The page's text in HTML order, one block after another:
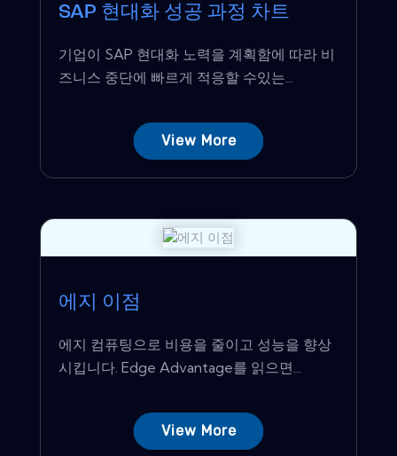
SAP 현대화 성공 과정 차트
기업이 SAP 현대화 노력을 계획함에 따라 비
즈니스 중단에 빠르게 적응할 수있는...
View More
에지 이점
에지 컴퓨팅으로 비용을 줄이고 성능을 향상
시킵니다. Edge Advantage를 읽으면...
View More